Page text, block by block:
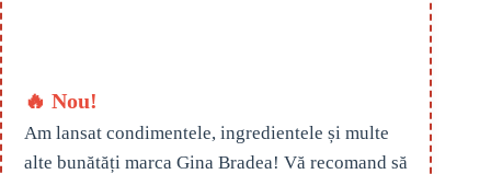
🔥 Nou!
Am lansat condimentele, ingredientele și multe
alte bunătăți marca Gina Bradea! Vă recomand să